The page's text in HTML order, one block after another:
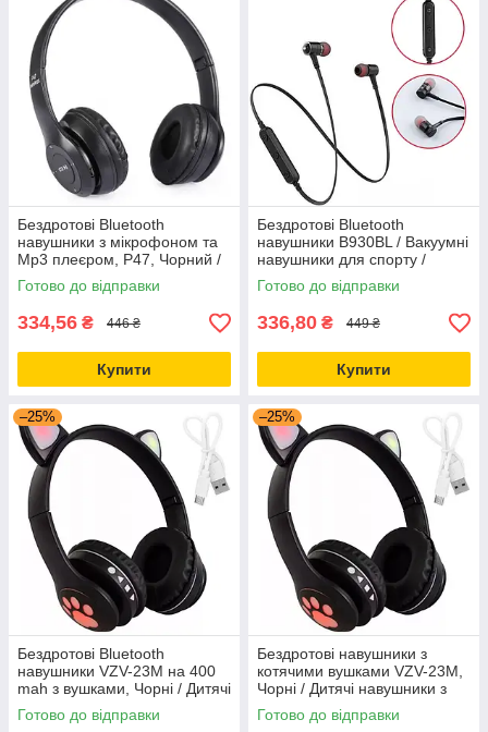
Бездротові Bluetooth
навушники з мікрофоном та
Mp3 плеєром, P47, Чорний /
Стерео гарнітура / Накладні
навушники блютуз
Готово до відправки
334,56 ₴ 446 ₴
Купити
Бездротові Bluetooth
навушники B930BL / Вакуумні
навушники для спорту /
Навушники з мікрофоном
Готово до відправки
336,80 ₴ 449 ₴
Купити
–25%
Бездротові Bluetooth
навушники VZV-23M на 400
mah з вушками, Чорні / Дитячі
навушники з підсвічуванням
Готово до відправки
–25%
Бездротові навушники з
котячими вушками VZV-23M,
Чорні / Дитячі навушники з
підсвіткою / Навушники
блютуз
Готово до відправки